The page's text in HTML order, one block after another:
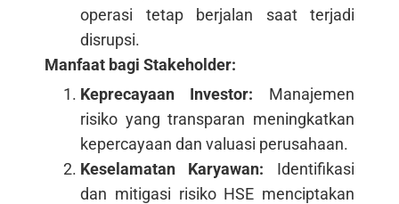
operasi tetap berjalan saat terjadi
disrupsi.
Manfaat bagi Stakeholder:
Keprecayaan Investor: Manajemen
risiko yang transparan meningkatkan
kepercayaan dan valuasi perusahaan.
Keselamatan Karyawan: Identifikasi
dan mitigasi risiko HSE menciptakan